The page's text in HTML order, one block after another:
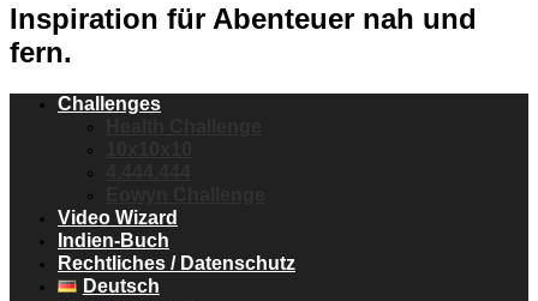
Inspiration für Abenteuer nah und
fern.
Challenges
Video Wizard
Indien-Buch
Rechtliches / Datenschutz
Deutsch